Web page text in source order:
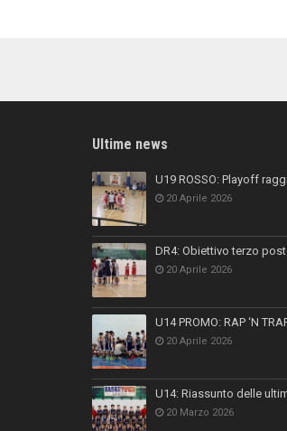
Ultime news
U19 ROSSO: Playoff
20 Aprile 2026
DR4: Obiettivo terzo
20 Aprile 2026
U14 PROMO: RAP ‘N
20 Aprile 2026
U14: Riassunto delle
20 Marzo 2026